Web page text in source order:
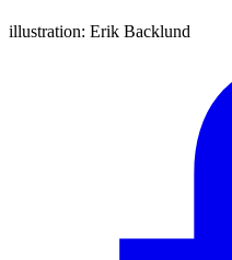
illustration: Erik Backlund